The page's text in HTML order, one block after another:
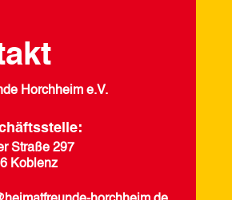
Horchheim e.V.
Straße 297
Koblenz